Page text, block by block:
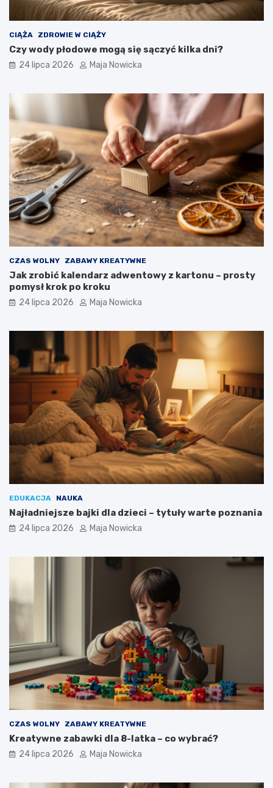
CIĄŻA ZDROWIE W CIĄŻY
Czy wody płodowe mogą się sączyć kilka dni?
24 lipca 2026 Maja Nowicka
CZAS WOLNY ZABAWY KREATYWNE
Jak zrobić kalendarz adwentowy z kartonu – prosty
pomysł krok po kroku
24 lipca 2026 Maja Nowicka
EDUKACJA NAUKA
Najładniejsze bajki dla dzieci – tytuły warte poznania
24 lipca 2026 Maja Nowicka
CZAS WOLNY ZABAWY KREATYWNE
Kreatywne zabawki dla 8-latka – co wybrać?
24 lipca 2026 Maja Nowicka